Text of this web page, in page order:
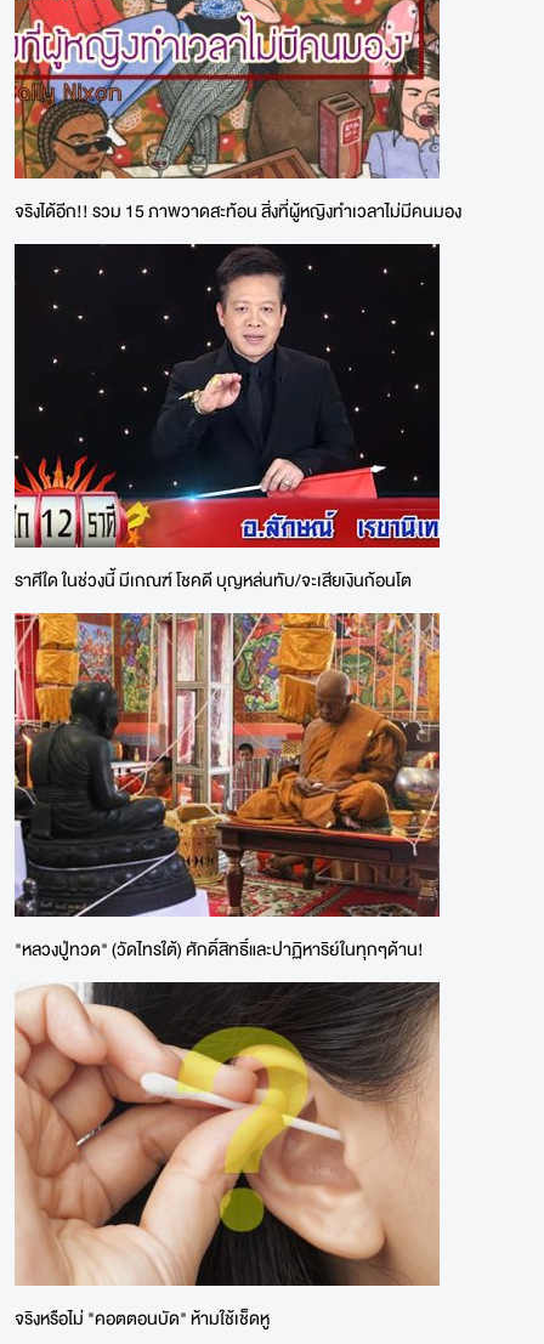
จริงได้อีก!! รวม 15 ภาพวาดสะท้อน สิ่งที่ผู้หญิงทำเวลาไม่มีคนมอง
ราศีใด ในช่วงนี้ มีเกณฑ์ โชคดี บุญหล่นทับ/จะเสียเงินก้อนโต
"หลวงปู่ทวด" (วัดไทรใต้) ศักดิ์สิทธิ์และปาฏิหาริย์ในทุกๆด้าน!
จริงหรือไม่ "คอตตอนบัด" ห้ามใช้เช็ดหู